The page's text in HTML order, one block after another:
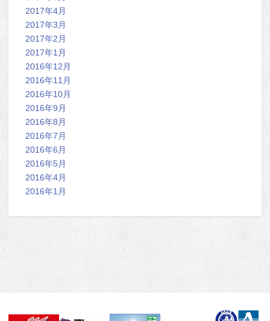
2017年4月
2017年3月
2017年2月
2017年1月
2016年12月
2016年11月
2016年10月
2016年9月
2016年8月
2016年7月
2016年6月
2016年5月
2016年4月
2016年1月